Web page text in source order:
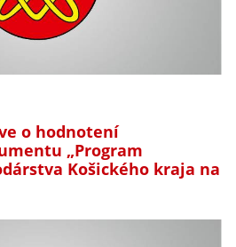
o hodnotení
„Program
Košického kraja na